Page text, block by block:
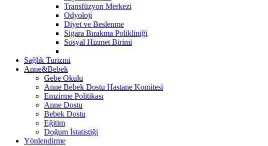
Transfüzyon Merkezi
Odyoloji
Diyet ve Beslenme
Sigara Bırakma Polikliniği
Sosyal Hizmet Birimi
Sağlık Turizmi
Anne&Bebek
Gebe Okulu
Anne Bebek Dostu Hastane Komitesi
Emzirme Politikası
Anne Dostu
Bebek Dostu
Eğitim
Doğum İstatistiği
Yönlendirme